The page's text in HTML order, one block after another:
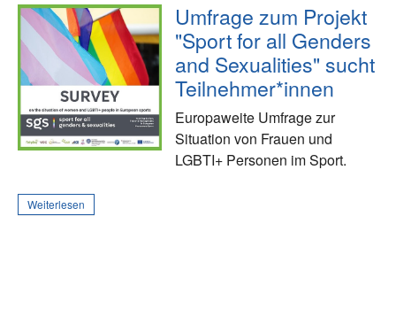
Umfrage zum Projekt
"Sport for all Genders
and Sexualities" sucht
Teilnehmer*innen
Europaweite Umfrage zur
Situation von Frauen und
LGBTI+ Personen im Sport.
Weiterlesen